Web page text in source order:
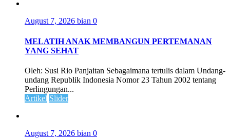
August 7, 2026 bian 0
MELATIH ANAK MEMBANGUN PERTEMANAN
YANG SEHAT
Oleh: Susi Rio Panjaitan Sebagaimana tertulis dalam Undang-
undang Republik Indonesia Nomor 23 Tahun 2002 tentang
Perlingungan...
Artikel Slider
August 7, 2026 bian 0